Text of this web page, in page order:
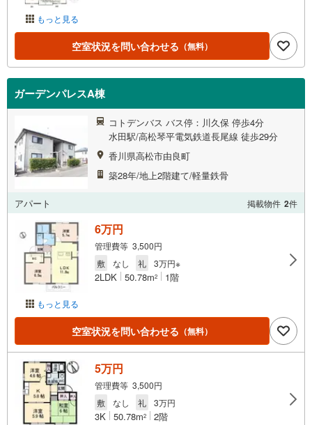
もっと見る
空室状況を問い合わせる （無料）
ガーデンパレスA棟
コトデンバス バス停：川久保 停歩4分
水田駅/高松琴平電気鉄道長尾線 徒歩29分
香川県高松市由良町
築28年/地上2階建て/軽量鉄骨
アパート 掲載物件 2件
もっと見る
6万円
管理費等 3,500円
敷
なし 礼 3万円※
2LDK 50.78m2 1階
空室状況を問い合わせる （無料）
5万円
管理費等 3,500円
敷
なし 礼 3万円
3K 50.78m2 2階